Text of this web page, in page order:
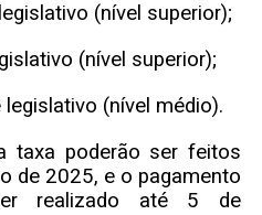
(nível superior);
(nível superior);
(nível médio).
taxa poderão ser feitos
de 2025, e o pagamento
realizado até 5 de